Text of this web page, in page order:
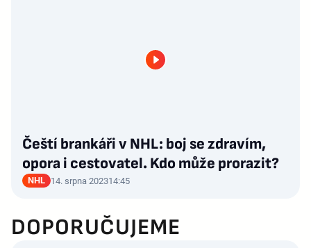
Čeští brankáři v NHL: boj se zdravím,
opora i cestovatel. Kdo může prorazit?
NHL 14. srpna 202314:45
DOPORUČUJEME